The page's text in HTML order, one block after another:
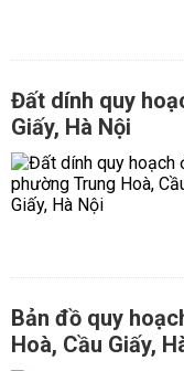
Đất dính quy
Giấy, Hà Nội
Bản đồ quy
Hoà, Cầu Giấy,